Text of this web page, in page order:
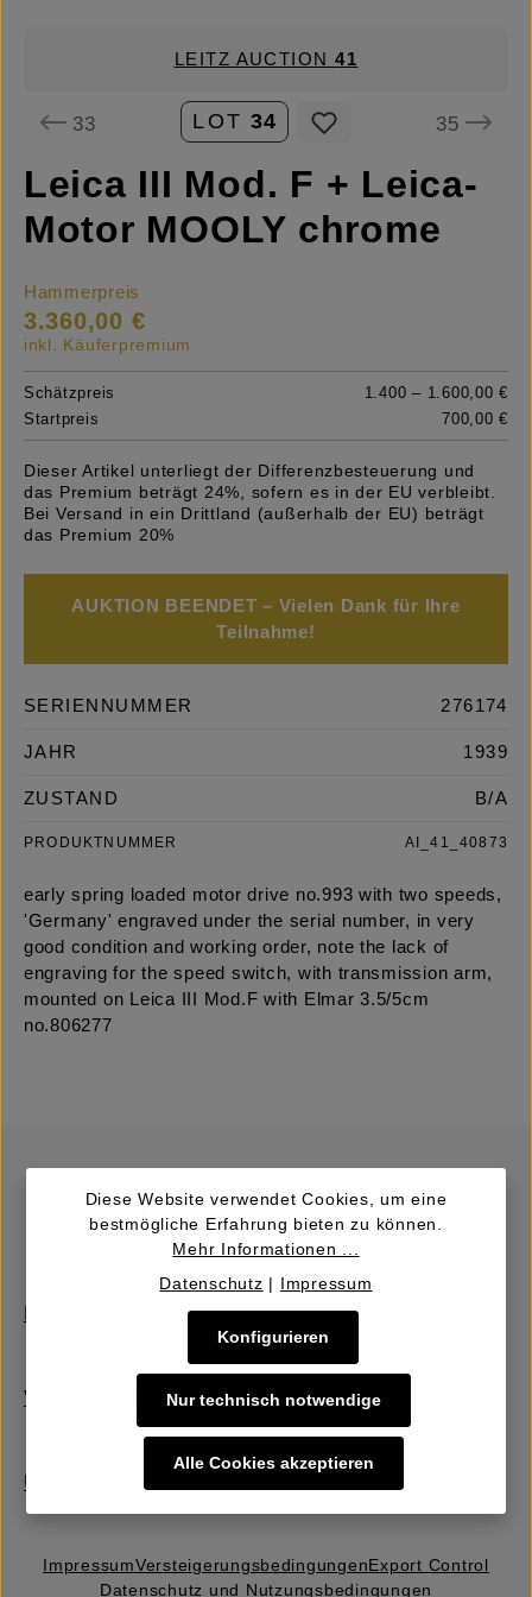
LEITZ AUCTION41
33 LOT 34 35
Leica III Mod. F + Leica-
Motor MOOLY chrome
Hammerpreis
3.360,00 €
inkl. Käuferpremium
Schätzpreis
1.400 – 1.600,00 €
Startpreis
700,00 €
Dieser Artikel unterliegt der Differenzbesteuerung und
das Premium beträgt 24%, sofern es in der EU verbleibt.
Bei Versand in ein Drittland (außerhalb der EU) beträgt
das Premium 20%
AUKTION BEENDET – Vielen Dank für Ihre
Teilnahme!
SERIENNUMMER 276174
JAHR 1939
ZUSTAND B/A
PRODUKTNUMMER AI_41_40873
early spring loaded motor drive no.993 with two speeds,
'Germany' engraved under the serial number, in very
good condition and working order, note the lack of
engraving for the speed switch, with transmission arm,
mounted on Leica III Mod.F with Elmar 3.5/5cm
no.806277
Verkaufen | Einbringen
Über uns
ImpressumVersteigerungs­bedingungenExport Control
Datenschutz und Nutzungsbedingungen
Diese Website verwendet Cookies, um eine
bestmögliche Erfahrung bieten zu können.
Mehr Informationen ...
Datenschutz | Impressum
Nur technisch notwendige
Konfigurieren
Alle Cookies akzeptieren